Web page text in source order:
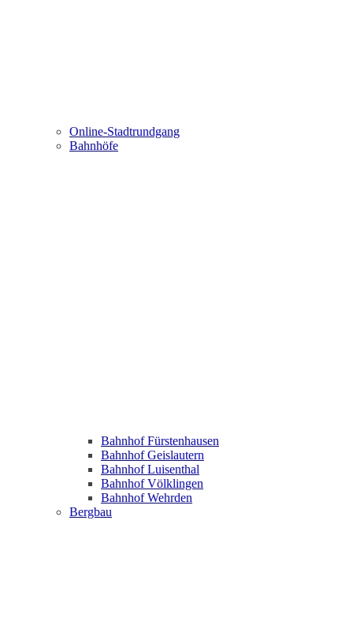
Online-Stadtrundgang
Bahnhöfe
Bahnhof Fürstenhausen
Bahnhof Geislautern
Bahnhof Luisenthal
Bahnhof Völklingen
Bahnhof Wehrden
Bergbau